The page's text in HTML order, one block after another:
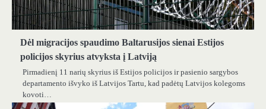
Dėl migracijos spaudimo Baltarusijos sienai Estijos
policijos skyrius atvyksta į Latviją
Pirmadienį 11 narių skyrius iš Estijos policijos ir pasienio sargybos
departamento išvyko iš Latvijos Tartu, kad padėtų Latvijos kolegoms
kovoti…